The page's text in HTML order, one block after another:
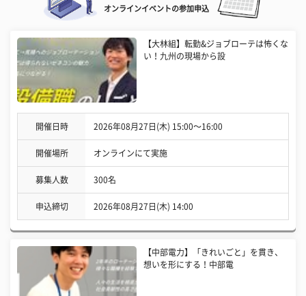
オンラインイベントの参加申込
【大林組】転勤&ジョブローテは怖くな
い！九州の現場から設
開催日時 2026年08月27日(木) 15:00〜16:00
開催場所 オンラインにて実施
募集人数 300名
申込締切 2026年08月27日(木) 14:00
【中部電力】「きれいごと」を貫き、
想いを形にする！中部電